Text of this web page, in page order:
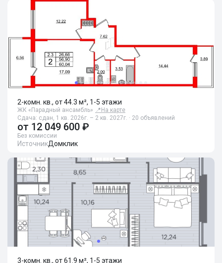
2-комн. кв., от 44.3 м², 1-5 этажи
ЖК «Парадный ансамбль» 📍 На карте
Сдача: сдан, 1 кв. 2026г. – 2 кв. 2027г. · 20 объявлений
от 12 049 600 ₽
Без комиссии
ИсточникДомклик
3-комн. кв., от 61.9 м², 1-5 этажи